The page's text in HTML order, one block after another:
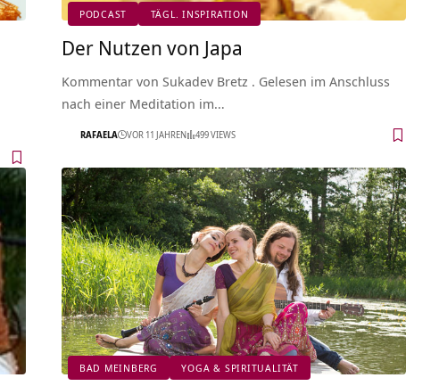
PODCAST TÄGL. INSPIRATION
Der Nutzen von Japa
Kommentar von Sukadev Bretz . Gelesen im Anschluss
nach einer Meditation im…
RAFAELA VOR 11 JAHREN 499 VIEWS
BAD MEINBERG YOGA & SPIRITUALITÄT